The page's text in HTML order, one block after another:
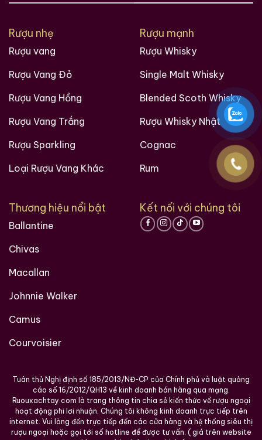
Rượu nhẹ
Rượu vang
Rượu Vang Đỏ
Rượu Vang Hồng
Rượu Vang Trắng
Rượu Sparkling
Loại Rượu Vang Khác
Rượu mạnh
Rượu Whisky
Single Malt Whisky
Blended Scoth Whisky
Rượu Whisky Nhật
Cognac
Rum
Thương hiệu nổi bật
Ballantine
Chivas
Macallan
Johnnie Walker
Camus
Courvoisier
Kết nối với chúng tôi
Tuân thủ Nghị định số 185/2013/NĐ-CP của Chính phủ và luật quảng
cáo số 16/2012/QH13 về kinh doanh bán hàng qua mạng.
Ruouxachtay.com là trang thông tin chia sẻ kiến thức về rượu ngoại
hoạt động phi lơi nhuận. Chúng tôi không kinh doanh trực tiếp trên
internet. Vui lòng đến trực tiếp đến các cửa hàng và hệ thống siêu thị
rượu ngoại hoặc gọi tới số hotline để được tư vấn. ( giá trên website